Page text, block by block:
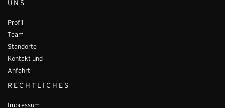
UNS
Profil
Team
Standorte
Kontakt und
Anfahrt
RECHTLICHES
Impressum